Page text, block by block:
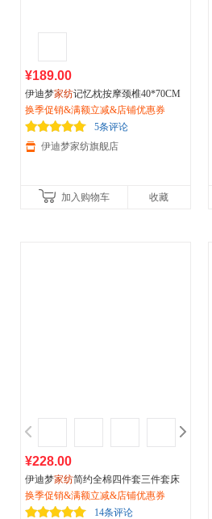
¥189.00
伊迪梦家纺记忆枕按摩颈椎40*70CM
大号保健枕护颈枕头芯慢回弹太空枕
芯LA104
换季促销&满额立减&店铺优惠券
5条评论
伊迪梦家纺旗舰店
加入购物车 收藏
¥228.00
伊迪梦家纺简约全棉四件套三件套床
单式多规格床上用品床笠式高支高密
贴身纯棉面料HC15001
换季促销&满额立减&店铺优惠券
14条评论